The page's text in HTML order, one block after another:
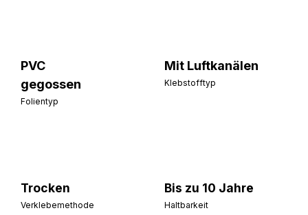
PVC
gegossen
Folientyp
Mit Luftkanälen
Klebstofftyp
Trocken
Verklebemethode
Bis zu 10 Jahre
Haltbarkeit